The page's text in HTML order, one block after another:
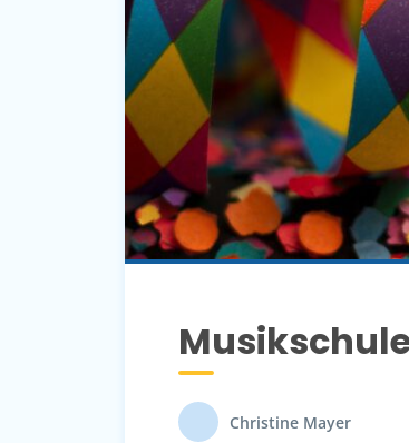
Christine Mayer